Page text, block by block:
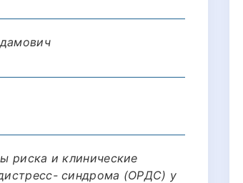
риска и клинические
синдрома (ОРДС) у